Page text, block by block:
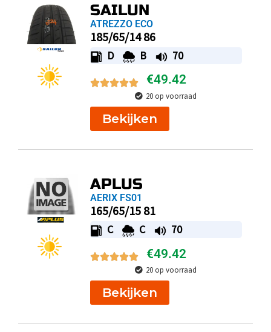
SAILUN
ATREZZO ECO
185/65/14 86
D B 70
€49.42
20 op voorraad
Bekijken
APLUS
AERIX FS01
165/65/15 81
C C 70
€49.42
20 op voorraad
Bekijken